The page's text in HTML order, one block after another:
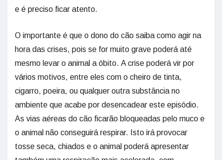
e é preciso ficar atento.
O importante é que o dono do cão saiba como agir na
hora das crises, pois se for muito grave poderá até
mesmo levar o animal a óbito. A crise poderá vir por
vários motivos, entre eles com o cheiro de tinta,
cigarro, poeira, ou qualquer outra substância no
ambiente que acabe por desencadear este episódio.
As vias aéreas do cão ficarão bloqueadas pelo muco e
o animal não conseguirá respirar. Isto irá provocar
tosse seca, chiados e o animal poderá apresentar